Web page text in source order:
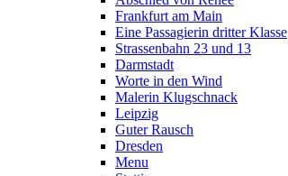
Frankfurt am Main
Eine Passagierin dritter Klasse
Strassenbahn 23 und 13
Darmstadt
Worte in den Wind
Malerin Klugschnack
Leipzig
Guter Rausch
Dresden
Menu